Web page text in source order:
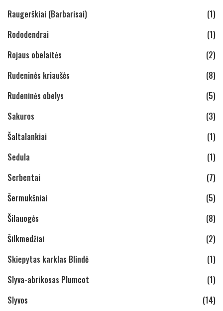
Raugerškiai (Barbarisai)
(1)
Rododendrai
(1)
Rojaus obelaitės
(2)
Rudeninės kriaušės
(8)
Rudeninės obelys
(5)
Sakuros
(3)
Šaltalankiai
(1)
Sedula
(1)
Serbentai
(7)
Šermukšniai
(5)
Šilauogės
(8)
Šilkmedžiai
(2)
Skiepytas karklas Blindė
(1)
Slyva-abrikosas Plumcot
(1)
Slyvos
(14)